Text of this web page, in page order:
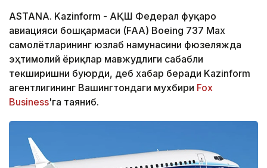
ASTANA. Kazinform - АҚШ Федерал фуқаро
авиацияси бошқармаси (FAA) Boeing 737 Max
самолётларининг юзлаб намунасини фюзеляжда
эҳтимолий ёриқлар мавжудлиги сабабли
текширишни буюрди, деб хабар беради Kazinform
агентлигининг Вашингтондаги мухбири Fox
Business'га таяниб.